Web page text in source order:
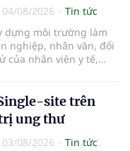
thuật robot thay vì phải
bộ quả thận như trước
04/08/2026
Tin tức
dựng môi trường làm
nghiệp, nhân văn, đổi
của nhân viên y tế,
kết cao giữa thầy
nhân.
site trên
ung thư
03/08/2026
Tin tức